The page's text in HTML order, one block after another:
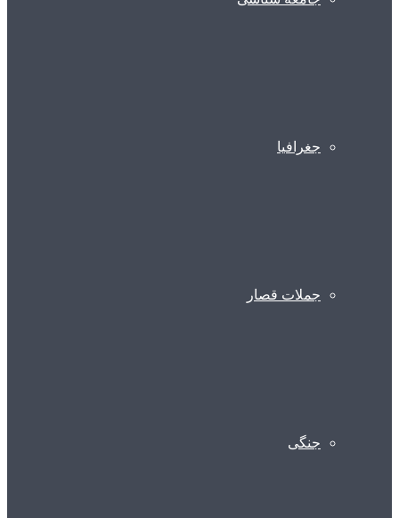
جغرافیا
جملات قصار
جنگی